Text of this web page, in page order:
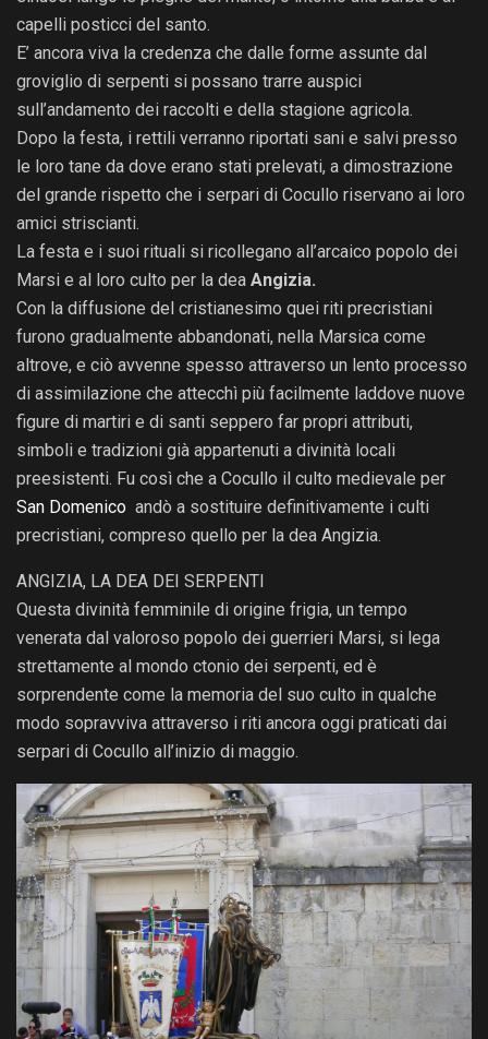
capelli posticci del santo.
E’ ancora viva la credenza che dalle forme assunte dal
groviglio di serpenti si possano trarre auspici
sull’andamento dei raccolti e della stagione agricola.
Dopo la festa, i rettili verranno riportati sani e salvi presso
le loro tane da dove erano stati prelevati, a dimostrazione
del grande rispetto che i serpari di Cocullo riservano ai loro
amici striscianti.
La festa e i suoi rituali si ricollegano all’arcaico popolo dei
Marsi e al loro culto per la dea Angizia.
Con la diffusione del cristianesimo quei riti precristiani
furono gradualmente abbandonati, nella Marsica come
altrove, e ciò avvenne spesso attraverso un lento processo
di assimilazione che attecchì più facilmente laddove nuove
figure di martiri e di santi seppero far propri attributi,
simboli e tradizioni già appartenuti a divinità locali
preesistenti. Fu così che a Cocullo il culto medievale per
San Domenico andò a sostituire definitivamente i culti
precristiani, compreso quello per la dea Angizia.
ANGIZIA, LA DEA DEI SERPENTI
Questa divinità femminile di origine frigia, un tempo
venerata dal valoroso popolo dei guerrieri Marsi, si lega
strettamente al mondo ctonio dei serpenti, ed è
sorprendente come la memoria del suo culto in qualche
modo sopravviva attraverso i riti ancora oggi praticati dai
serpari di Cocullo all’inizio di maggio.